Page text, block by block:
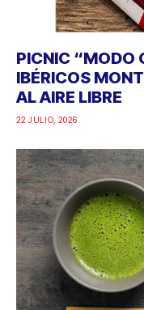
PICNIC “MODO
IBÉRICOS
AL AIRE LIBRE
22 JULIO, 2026